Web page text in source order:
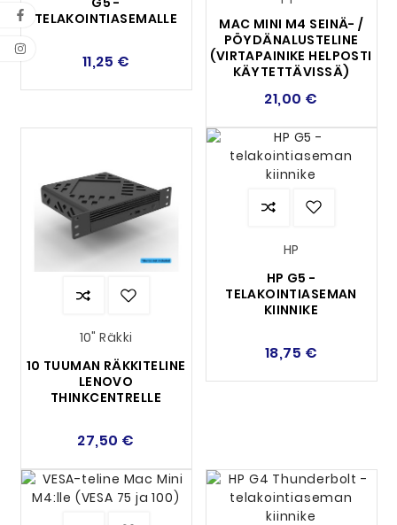
TELAKOINTIASEMALLE
11,25 €
MAC MINI M4 SEINÄ- /
PÖYDÄNALUSTELINE
(VIRTAPAINIKE HELPOSTI
KÄYTETTÄVISSÄ)
21,00 €
10" Räkki
10 TUUMAN RÄKKITELINE
LENOVO
THINKCENTRELLE
27,50 €
HP
HP G5 -
TELAKOINTIASEMAN
KIINNIKE
18,75 €